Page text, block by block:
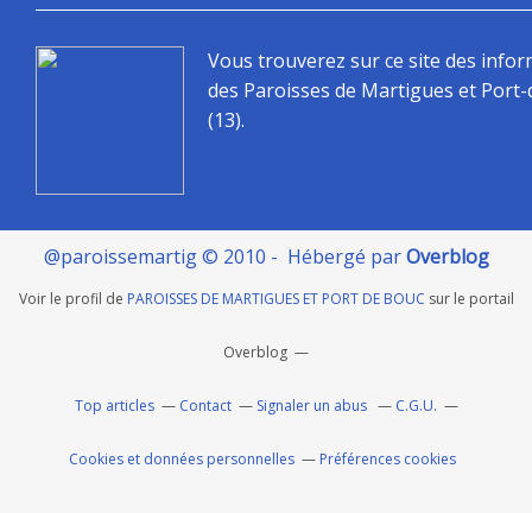
Vous trouverez sur ce site des
des Paroisses de Martigues et
(13).
@paroissemartig © 2010 - Hébergé parOverblog
Voir le profil de PAROISSES DE MARTIGUES ET PORT DE BOUC sur le portail
Overblog
Top articles Contact Signaler un abus C.G.U.
Cookies et données personnelles Préférences cookies